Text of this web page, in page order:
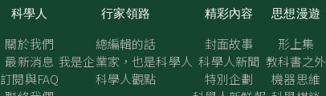
科學人
關於我們
最新消息
訂閱與FAQ
行家領路
總編輯的話
我是企業家，也是科學人
科學人觀點
精彩內容
封面故事
科學人新聞
特別企劃
思想漫遊
形上集
教科書之外
機器思維